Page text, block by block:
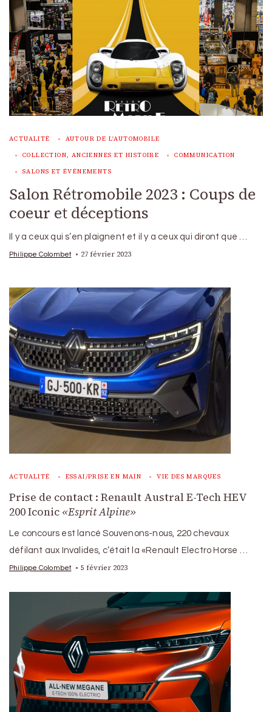
ACTUALITÉ AUTOUR DE L'AUTOMOBILE
COLLECTION, ANCIENNES ET HISTOIRE COMMUNICATION
SALONS ET ÉVÉNEMENTS
Salon Rétromobile 2023 : Coups de
coeur et déceptions
Il y a ceux qui s’en plaignent et il y a ceux qui diront que …
Philippe Colombet 27 février 2023
ACTUALITÉ ESSAI/PRISE EN MAIN VIE DES MARQUES
Prise de contact : Renault Austral E-Tech HEV
200 Iconic «Esprit Alpine»
Le concours est lancé Souvenons-nous, 220 chevaux
défilant aux Invalides, c’était la «Renault Electro Horse …
Philippe Colombet 5 février 2023